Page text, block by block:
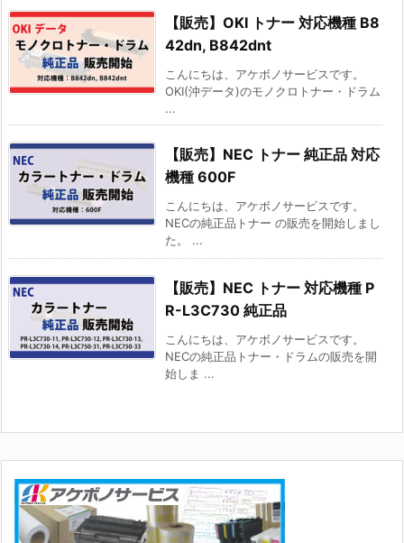
【販売】OKI トナー 対応機種 B8
42dn, B842dnt
こんにちは、アケボノサービスです。
OKI(沖データ)のモノクロトナー・ドラム
...
【販売】NEC トナー 純正品 対応
機種 600F
こんにちは、アケボノサービスです。
NECの純正品トナー の販売を開始しまし
た。 ...
【販売】NEC トナー 対応機種 P
R-L3C730 純正品
こんにちは、アケボノサービスです。
NECの純正品トナー・ドラムの販売を開
始しま ...